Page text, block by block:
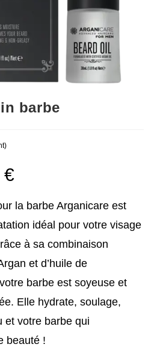
barbe
€prix
9,00 €.
la barbe Arganicare est
idéal pour votre visage
à sa combinaison
et d’huile de
barbe est soyeuse et
Elle hydrate, soulage,
et votre barbe qui
beauté !